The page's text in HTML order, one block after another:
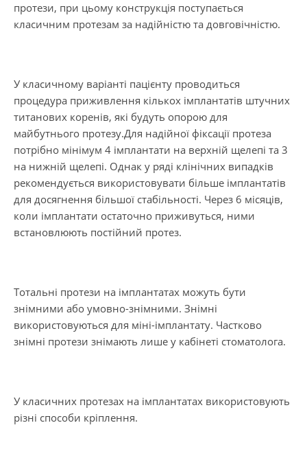
протези, при цьому конструкція поступається
класичним протезам за надійністю та довговічністю.
У класичному варіанті пацієнту проводиться
процедура приживлення кількох імплантатів штучних
титанових коренів, які будуть опорою для
майбутнього протезу.Для надійної фіксації протеза
потрібно мінімум 4 імплантати на верхній щелепі та 3
на нижній щелепі. Однак у ряді клінічних випадків
рекомендується використовувати більше імплантатів
для досягнення більшої стабільності. Через 6 місяців,
коли імплантати остаточно приживуться, ними
встановлюють постійний протез.
Тотальні протези на імплантатах можуть бути
знімними або умовно-знімними. Знімні
використовуються для міні-імплантату. Частково
знімні протези знімають лише у кабінеті стоматолога.
У класичних протезах на імплантатах використовують
різні способи кріплення.